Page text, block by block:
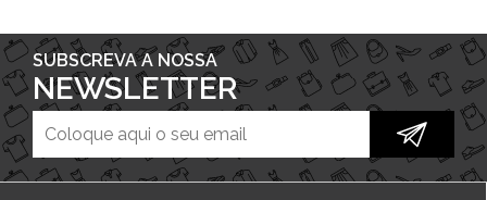
SUBSCREVA A NOSSA
NEWSLETTER